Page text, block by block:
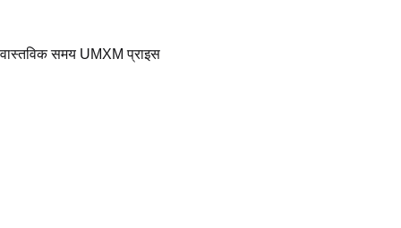
वास्तविक समय UMXM प्राइस